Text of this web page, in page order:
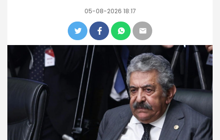
05-08-2026 18:17